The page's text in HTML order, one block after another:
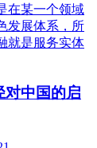
在某一个领域
发展体系，所
就是服务实体
对中国的启